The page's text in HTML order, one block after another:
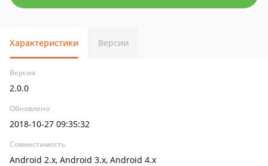
Характеристики Версии
Версия
2.0.0
Обновлено
2018-10-27 09:35:32
Совместимость
Android 2.x, Android 3.x, Android 4.x